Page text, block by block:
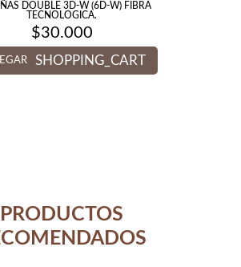
DOUBLE 3D-W (6D-W) FIBRA
TECNOLOGICA.
$30.000
SHOPPING_CART
PRODUCTOS